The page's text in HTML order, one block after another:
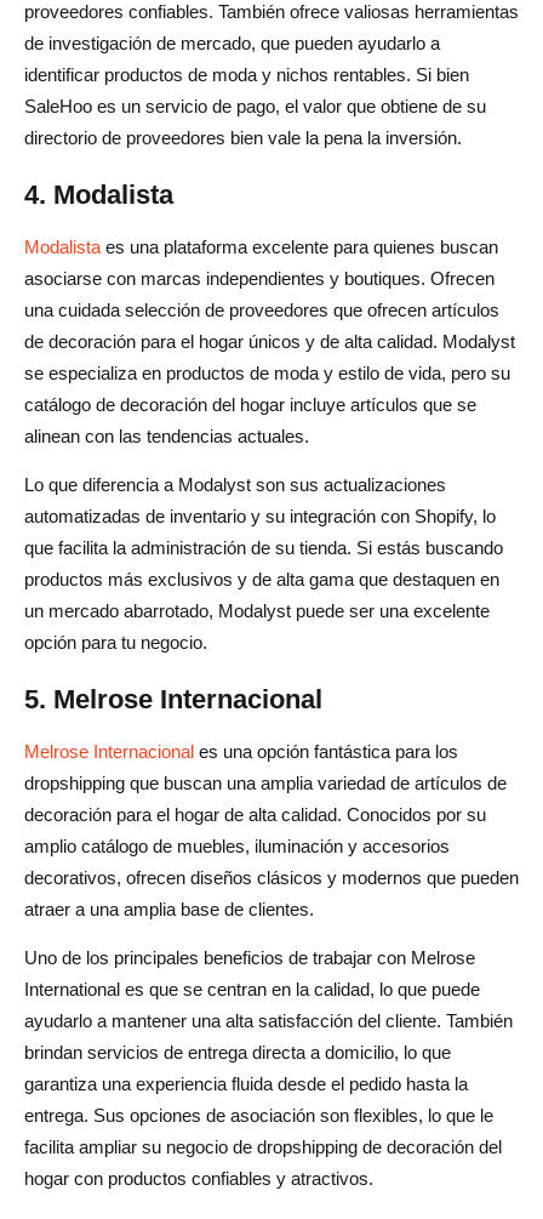
proveedores confiables. También ofrece valiosas herramientas
de investigación de mercado, que pueden ayudarlo a
identificar productos de moda y nichos rentables. Si bien
SaleHoo es un servicio de pago, el valor que obtiene de su
directorio de proveedores bien vale la pena la inversión.
4. Modalista
Modalista es una plataforma excelente para quienes buscan
asociarse con marcas independientes y boutiques. Ofrecen
una cuidada selección de proveedores que ofrecen artículos
de decoración para el hogar únicos y de alta calidad. Modalyst
se especializa en productos de moda y estilo de vida, pero su
catálogo de decoración del hogar incluye artículos que se
alinean con las tendencias actuales.
Lo que diferencia a Modalyst son sus actualizaciones
automatizadas de inventario y su integración con Shopify, lo
que facilita la administración de su tienda. Si estás buscando
productos más exclusivos y de alta gama que destaquen en
un mercado abarrotado, Modalyst puede ser una excelente
opción para tu negocio.
5. Melrose Internacional
Melrose Internacional es una opción fantástica para los
dropshipping que buscan una amplia variedad de artículos de
decoración para el hogar de alta calidad. Conocidos por su
amplio catálogo de muebles, iluminación y accesorios
decorativos, ofrecen diseños clásicos y modernos que pueden
atraer a una amplia base de clientes.
Uno de los principales beneficios de trabajar con Melrose
International es que se centran en la calidad, lo que puede
ayudarlo a mantener una alta satisfacción del cliente. También
brindan servicios de entrega directa a domicilio, lo que
garantiza una experiencia fluida desde el pedido hasta la
entrega. Sus opciones de asociación son flexibles, lo que le
facilita ampliar su negocio de dropshipping de decoración del
hogar con productos confiables y atractivos.